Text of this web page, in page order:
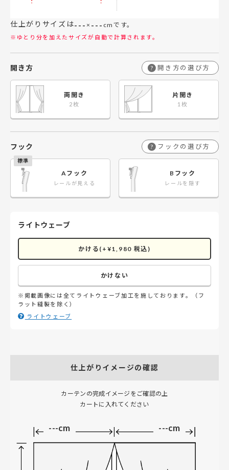
仕上がりサイズは--- × --- cmです。
※ゆとり分を加えたサイズが自動で計算されます。
開き方 ? 開き方の選び方
両開き 片開き
フック ? フックの選び方
Aフック
レールが見える
Bフック
レールを隠す
ライトウェーブ
かける(+¥1,980 税込)
かけない
※掲載画像には全てライトウェーブ加工を施しております。（フ
ラット縫製を除く）
ライトウェーブ
仕上がりイメージの確認
カーテンの完成イメージをご確認の上
カートに入れてください
---cm ---cm